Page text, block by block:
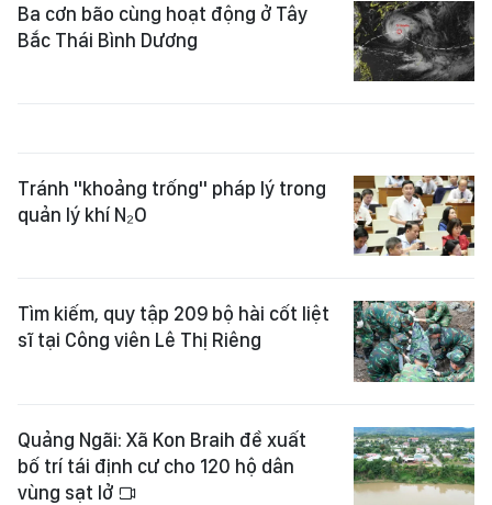
Ba cơn bão cùng hoạt động ở Tây
Bắc Thái Bình Dương
Tránh "khoảng trống" pháp lý trong
quản lý khí N₂O
Tìm kiếm, quy tập 209 bộ hài cốt liệt
sĩ tại Công viên Lê Thị Riêng
Quảng Ngãi: Xã Kon Braih đề xuất
bố trí tái định cư cho 120 hộ dân
vùng sạt lở